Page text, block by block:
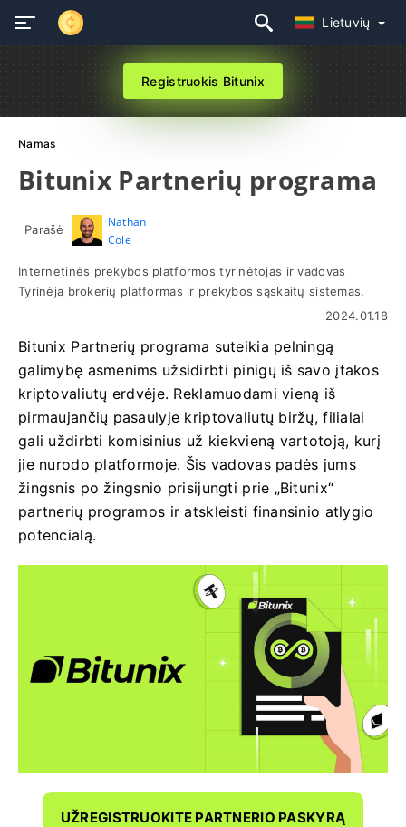
Lietuvių
Registruokis Bitunix
Namas
Bitunix Partnerių programa
Parašė
Nathan
Cole
Internetinės prekybos platformos tyrinėtojas ir vadovas
Tyrinėja brokerių platformas ir prekybos sąskaitų sistemas.
2024.01.18
Bitunix Partnerių programa suteikia pelningą
galimybę asmenims užsidirbti pinigų iš savo įtakos
kriptovaliutų erdvėje. Reklamuodami vieną iš
pirmaujančių pasaulyje kriptovaliutų biržų, filialai
gali uždirbti komisinius už kiekvieną vartotoją, kurį
jie nurodo platformoje. Šis vadovas padės jums
žingsnis po žingsnio prisijungti prie „Bitunix“
partnerių programos ir atskleisti finansinio atlygio
potencialą.
UŽREGISTRUOKITE PARTNERIO PASKYRĄ